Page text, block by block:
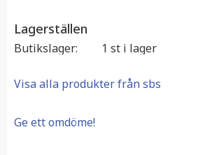
Lagerställen
Butikslager 1 st i lager
Visa alla produkter från sbs
Ge ett omdöme!